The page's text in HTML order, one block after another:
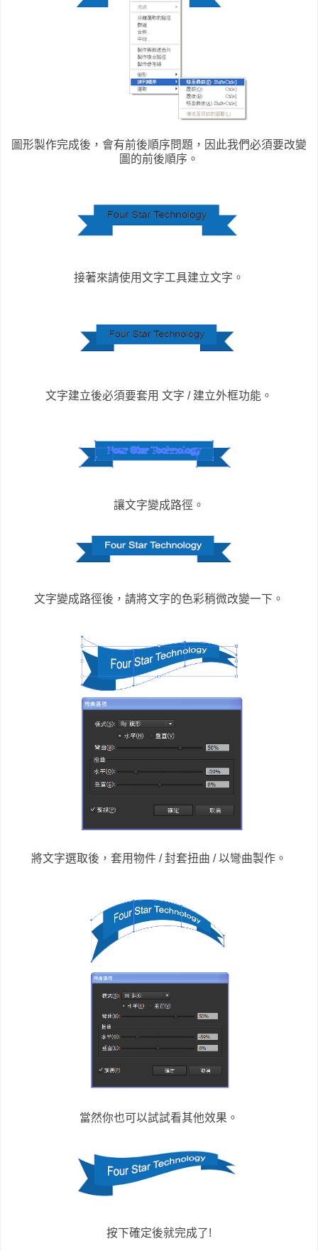
圖形製作完成後，會有前後順序問題，因此我們必須要改變
圖的前後順序。
接著來請使用文字工具建立文字。
文字建立後必須要套用 文字 / 建立外框功能。
讓文字變成路徑。
文字變成路徑後，請將文字的色彩稍微改變一下。
將文字選取後，套用物件 / 封套扭曲 / 以彎曲製作。
當然你也可以試試看其他效果。
按下確定後就完成了!